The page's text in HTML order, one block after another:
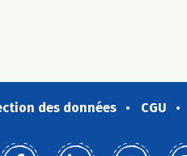
des données CGU